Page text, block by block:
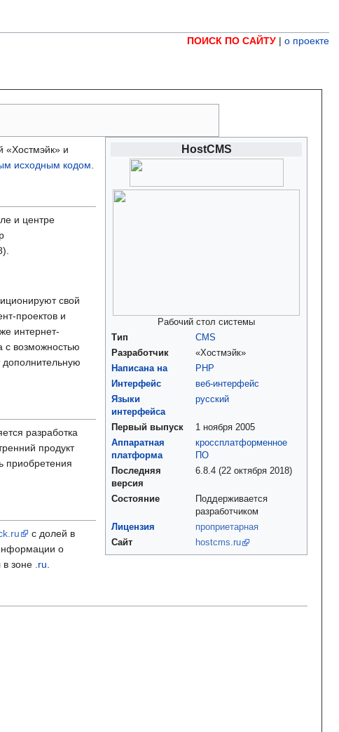
ПОИСК ПО САЙТУ | о проекте
HostCMS
Рабочий стол системы
Тип
CMS
Разработчик
«Хостмэйк»
Написана на
PHP
Интерфейс
веб-интерфейс
Языки
интерфейса
русский
Первый выпуск
1 ноября 2005
Аппаратная
платформа
кроссплатформенное
ПО
Последняя
версия
6.8.4 (22 октября 2018)
Состояние
Поддерживается
разработчиком
Лицензия
проприетарная
Сайт
hostcms.ru
«Хостмэйк» и
исходным кодом
и центре
свой
проектов и
интернет-
с возможностью
разработка
продукт
приобретения
с долей в
о
в зоне .ru